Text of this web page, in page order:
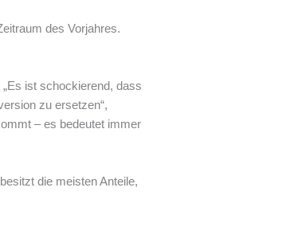
des Vorjahres.
ist schockierend, dass
zu ersetzen“,
– es bedeutet immer
die meisten Anteile,